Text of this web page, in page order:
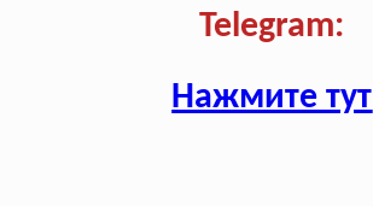
Telegram:
Нажмите тут